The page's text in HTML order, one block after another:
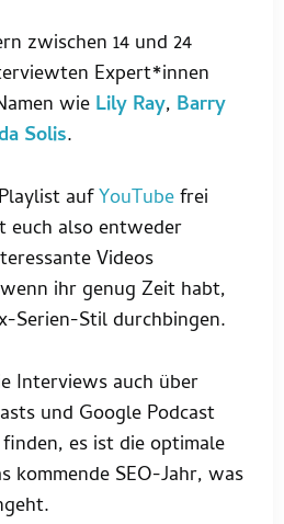
zwischen 14 und 24
Expert*innen
wie Lily Ray, Barry
Solis.
aufYouTubefrei
also entweder
Videos
ihr genug Zeit habt,
Serien-Stil durchbingen.
Interviews auch über
und Google Podcast
es ist die optimale
kommende SEO-Jahr, was